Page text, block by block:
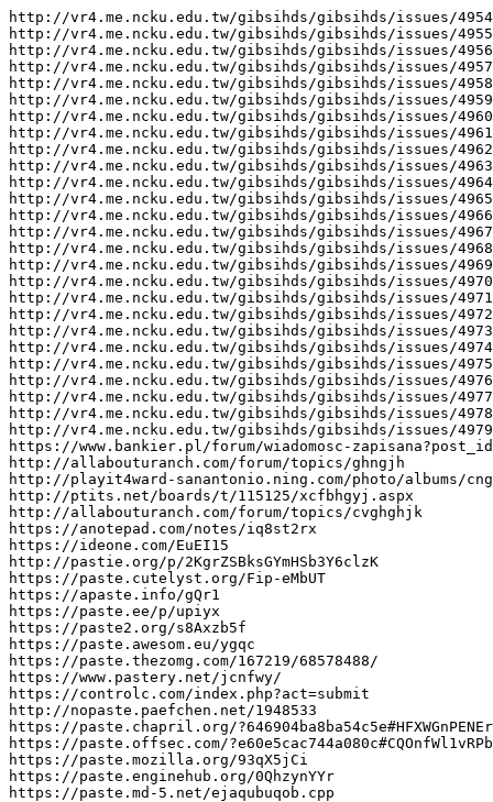
http://vr4.me.ncku.edu.tw/gibsihds/gibsihds/issues/4954
http://vr4.me.ncku.edu.tw/gibsihds/gibsihds/issues/4955
http://vr4.me.ncku.edu.tw/gibsihds/gibsihds/issues/4956
http://vr4.me.ncku.edu.tw/gibsihds/gibsihds/issues/4957
http://vr4.me.ncku.edu.tw/gibsihds/gibsihds/issues/4958
http://vr4.me.ncku.edu.tw/gibsihds/gibsihds/issues/4959
http://vr4.me.ncku.edu.tw/gibsihds/gibsihds/issues/4960
http://vr4.me.ncku.edu.tw/gibsihds/gibsihds/issues/4961
http://vr4.me.ncku.edu.tw/gibsihds/gibsihds/issues/4962
http://vr4.me.ncku.edu.tw/gibsihds/gibsihds/issues/4963
http://vr4.me.ncku.edu.tw/gibsihds/gibsihds/issues/4964
http://vr4.me.ncku.edu.tw/gibsihds/gibsihds/issues/4965
http://vr4.me.ncku.edu.tw/gibsihds/gibsihds/issues/4966
http://vr4.me.ncku.edu.tw/gibsihds/gibsihds/issues/4967
http://vr4.me.ncku.edu.tw/gibsihds/gibsihds/issues/4968
http://vr4.me.ncku.edu.tw/gibsihds/gibsihds/issues/4969
http://vr4.me.ncku.edu.tw/gibsihds/gibsihds/issues/4970
http://vr4.me.ncku.edu.tw/gibsihds/gibsihds/issues/4971
http://vr4.me.ncku.edu.tw/gibsihds/gibsihds/issues/4972
http://vr4.me.ncku.edu.tw/gibsihds/gibsihds/issues/4973
http://vr4.me.ncku.edu.tw/gibsihds/gibsihds/issues/4974
http://vr4.me.ncku.edu.tw/gibsihds/gibsihds/issues/4975
http://vr4.me.ncku.edu.tw/gibsihds/gibsihds/issues/4976
http://vr4.me.ncku.edu.tw/gibsihds/gibsihds/issues/4977
http://vr4.me.ncku.edu.tw/gibsihds/gibsihds/issues/4978
http://vr4.me.ncku.edu.tw/gibsihds/gibsihds/issues/4979
https://www.bankier.pl/forum/wiadomosc-
http://allabouturanch.com/forum/topics/ghngjh
http://playit4ward-sanantonio.ning.com/photo/albums/
http://ptits.net/boards/t/115125/xcfbhgyj.aspx
http://allabouturanch.com/forum/topics/cvghghjk
https://anotepad.com/notes/iq8st2rx
https://ideone.com/EuEI15
http://pastie.org/p/2KgrZSBksGYmHSb3Y6clzK
https://paste.cutelyst.org/Fip-eMbUT
https://apaste.info/gQr1
https://paste.ee/p/upiyx
https://paste2.org/s8Axzb5f
https://paste.awesom.eu/ygqc
https://paste.thezomg.com/167219/68578488/
https://www.pastery.net/jcnfwy/
https://controlc.com/index.php?act=submit
http://nopaste.paefchen.net/1948533
https://paste.chapril.org/
https://paste.offsec.com/
https://paste.mozilla.org/93qX5jCi
https://paste.enginehub.org/0QhzynYYr
https://paste.md-5.net/ejaqubuqob.cpp